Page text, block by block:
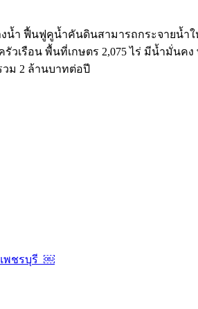
ฟื้นฟูคูน้ำคันดินสามารถกระจายน้ำใ
วเรือน พื้นที่เกษตร 2,075 ไร่ มีน้ำมั่น
วม 2 ล้านบาทต่อปี
เพชรบุรี ￼